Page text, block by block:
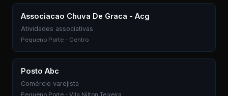
Associacao Chuva De Graca - Acg
Atividades associativas
Pequeno Porte - Centro
Posto Abc
Comércio varejista
Pequeno Porte - Vila Nilton Teixeira